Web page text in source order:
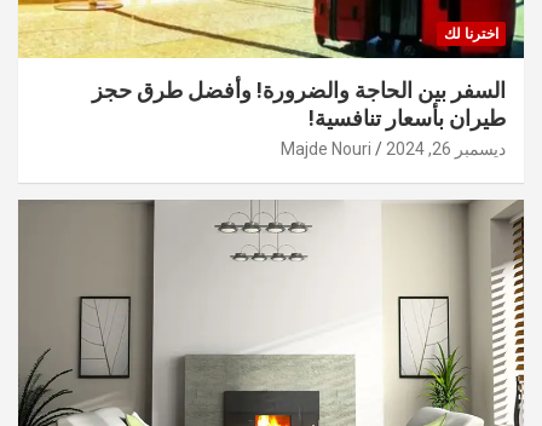
اخترنا لك
السفر بين الحاجة والضرورة! وأفضل طرق حجز
طيران بأسعار تنافسية!
ديسمبر 26, 2024 Majde Nouri